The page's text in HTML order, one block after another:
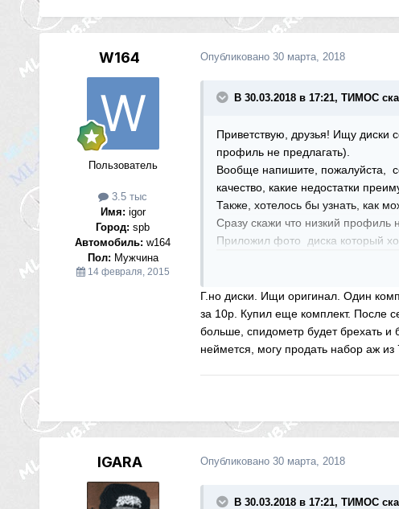
W164
Пользователь
3.5 тыс
Имя: igor
Город: spb
Автомобиль: w164
Пол: Мужчина
14 февраля, 2015
Опубликовано 30 марта, 2018
В 30.03.2018 в 17:21, ТИМОС
Приветствую, друзья! Ищу диски
профиль не предлагать).
Вообще напишите, пожалуйста,
качество, какие недостатки
Также, хотелось бы узнать, как
Сразу скажи что низкий профиль
Приложил фото диска который
Г.но диски. Ищи оригинал. Один
за 10р. Купил еще комплект. После
больше, спидометр будет брехать
неймется, могу продать набор аж из
IGARA Опубликовано 30 марта, 2018
В 30.03.2018 в 17:21, ТИМОС